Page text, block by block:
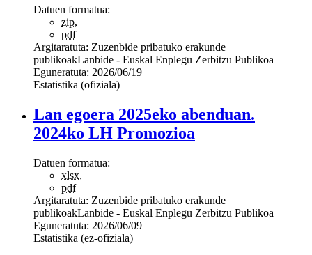
Datuen formatua:
zip,
pdf
Argitaratuta: Zuzenbide pribatuko erakunde
publikoakLanbide - Euskal Enplegu Zerbitzu Publikoa
Eguneratuta: 2026/06/19
Estatistika (ofiziala)
Lan egoera 2025eko abenduan.
2024ko LH Promozioa
Datuen formatua:
xlsx,
pdf
Argitaratuta: Zuzenbide pribatuko erakunde
publikoakLanbide - Euskal Enplegu Zerbitzu Publikoa
Eguneratuta: 2026/06/09
Estatistika (ez-ofiziala)